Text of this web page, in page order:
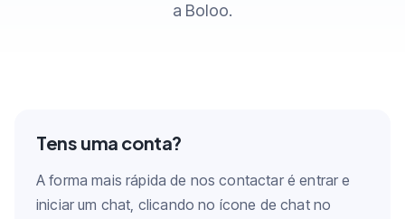
a Boloo.
Tens uma conta?
A forma mais rápida de nos contactar é entrar e
iniciar um chat, clicando no ícone de chat no